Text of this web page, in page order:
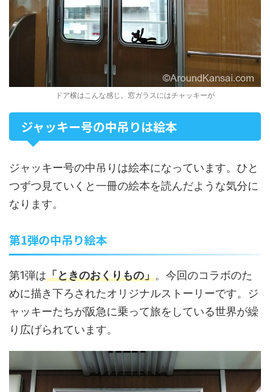
ドア横はこんな感じ。窓ガラスにはチャッキーが
ジャッキー号の中吊りは絵本
ジャッキー号の中吊りは絵本になっています。ひと
つずつ見ていくと一冊の絵本を読んだような気分に
なります。
第1弾の中吊り絵本
第1弾は「ときのおくりもの」。今回のコラボのた
めに描き下ろされたオリジナルストーリーです。ジ
ャッキーたちが阪急に乗って旅をしている世界が繰
り広げられています。